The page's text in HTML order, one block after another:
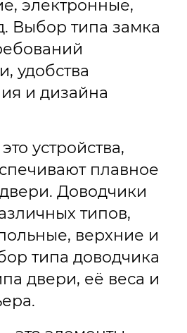
электронные,
Выбор типа замка
удобства
и дизайна
устройства,
плавное
Доводчики
типов,
верхние и
типа доводчика
двери, её веса и